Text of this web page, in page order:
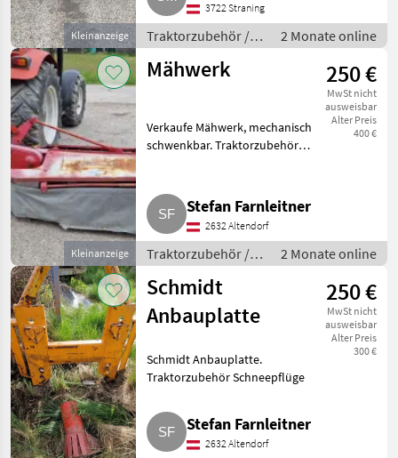
Kleinanzeige
Traktorzubehör Kippschaufel
3722 Straning
Traktorzubehör /
Kippschaufel
2 Monate online
Kleinanzeige
Mähwerk 250 €
MwSt nicht
ausweisbar
Alter Preis
400 €
Verkaufe Mähwerk, mechanisch
schwenkbar. Traktorzubehör
Stefan Farnleitner
2632 Altendorf
Traktorzubehör /
Sonstiges
Traktorzubehör
2 Monate online
Schmidt
Anbauplatte
250 €
MwSt nicht
ausweisbar
Alter Preis
300 €
Schmidt Anbauplatte.
Traktorzubehör Schneepflüge
Stefan Farnleitner
2632 Altendorf